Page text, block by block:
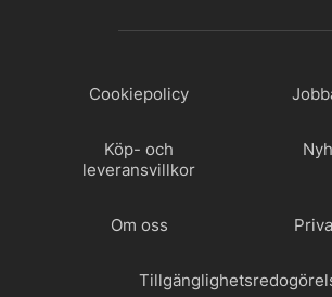
Cookiepolicy
Köp- och
leveransvillkor
Om oss